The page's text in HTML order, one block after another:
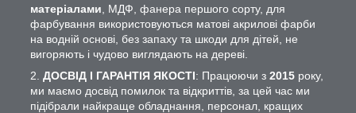
матеріалами , МДФ, фанера першого сорту, для
фарбування використовуються матові акрилові фарби
на водній основі, без запаху та шкоди для дітей, не
вигоряють і чудово виглядають на дереві.
ДОСВІД І ГАРАНТІЯ ЯКОСТІ: Працюючи з 2015 року,
ми маємо досвід помилок та відкриттів, за цей час ми
підібрали найкраще обладнання, персонал, кращих